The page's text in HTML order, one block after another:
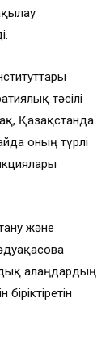
тәсілі
Қазақстанда
оның түрлі
және
алаңдардың